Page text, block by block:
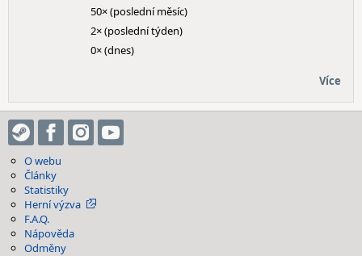
50× (poslední měsíc)
2× (poslední týden)
0× (dnes)
Více
O webu
Články
Statistiky
Herní výzva
F.A.Q.
Nápověda
Odměny